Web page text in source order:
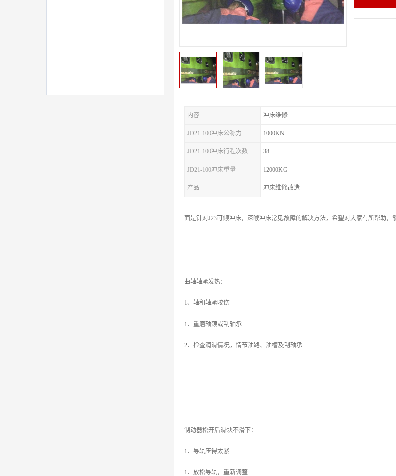
内容 冲床维修
JD21-100冲床公称力 1000KN
JD21-100冲床行程次数 38
JD21-100冲床重量 12000KG
产品 冲床维修改造
面是针对J23可倾冲床，深喉冲床常见故障的解决方法，希望对大家有所帮助，
曲轴轴承发热：
1、轴和轴承咬伤
1、重磨轴颈或刮轴承
2、检查润滑情况，情节油路、油槽及刮轴承
制动器松开后滑块不滑下：
1、导轨压得太紧
1、放松导轨，重新调整